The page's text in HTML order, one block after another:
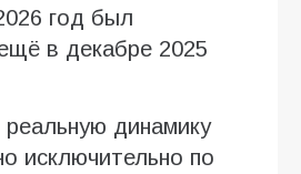
год был
в декабре 2025
динамику
исключительно по